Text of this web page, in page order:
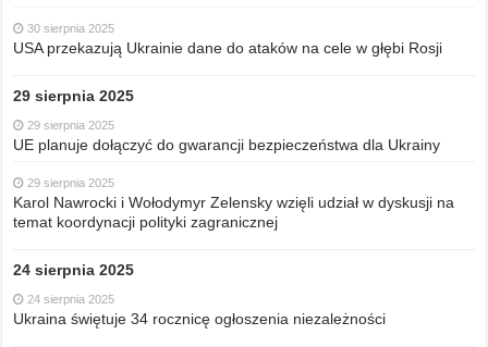
30 sierpnia 2025
USA przekazują Ukrainie dane do ataków na cele w głębi Rosji
29 sierpnia 2025
29 sierpnia 2025
UE planuje dołączyć do gwarancji bezpieczeństwa dla Ukrainy
29 sierpnia 2025
Karol Nawrocki i Wołodymyr Zelensky wzięli udział w dyskusji na
temat koordynacji polityki zagranicznej
24 sierpnia 2025
24 sierpnia 2025
Ukraina świętuje 34 rocznicę ogłoszenia niezależności